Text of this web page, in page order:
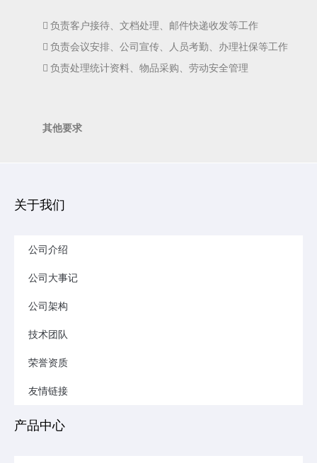
 负责客户接待、文档处理、邮件快递收发等工作
 负责会议安排、公司宣传、人员考勤、办理社保等工作
 负责处理统计资料、物品采购、劳动安全管理
其他要求
关于我们
公司介绍
公司大事记
公司架构
技术团队
荣誉资质
友情链接
产品中心